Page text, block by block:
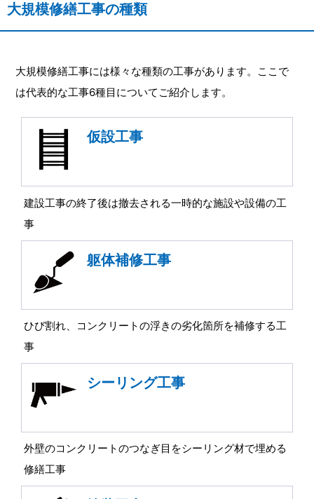
大規模修繕工事の種類
大規模修繕工事には様々な種類の工事があります。ここで
は代表的な工事6種目についてご紹介します。
仮設工事
建設工事の終了後は撤去される一時的な施設や設備の工
事
躯体補修工事
ひび割れ、コンクリートの浮きの劣化箇所を補修する工
事
シーリング工事
外壁のコンクリートのつなぎ目をシーリング材で埋める
修繕工事